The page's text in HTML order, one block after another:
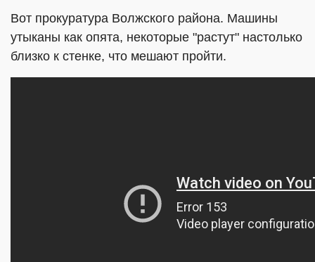
Вот прокуратура Волжского района. Машины
утыканы как опята, некоторые "растут" настолько
близко к стенке, что мешают пройти.